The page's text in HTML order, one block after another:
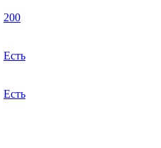
200
Есть
Есть